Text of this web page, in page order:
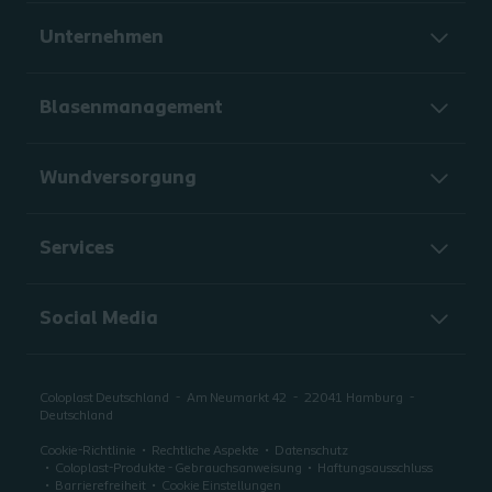
Unternehmen
Blasenmanagement
Wundversorgung
Services
Social Media
Coloplast Deutschland Am Neumarkt 42 22041 Hamburg
Deutschland
Cookie-Richtlinie Rechtliche Aspekte
Datenschutz
Coloplast-Produkte - Gebrauchsanweisung
Haftungsausschluss
Barrierefreiheit
Cookie Einstellungen